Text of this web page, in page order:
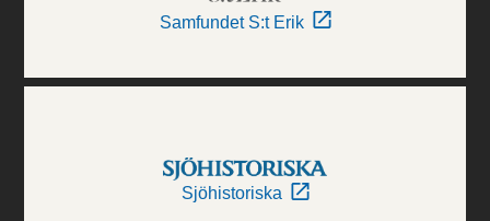
Samfundet S:t Erik
Sjöhistoriska